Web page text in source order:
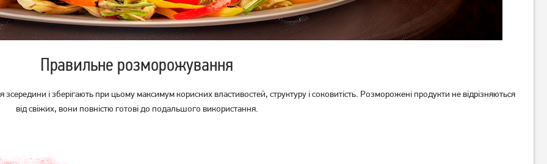
Правильне розморожування
і зберігають при цьому максимум корисних властивостей, структуру і соковитість. Розморожені продукти не відрізняються
від свіжих, вони повністю готові до подальшого використання.